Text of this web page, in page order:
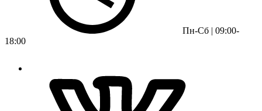
Пн-Сб | 09:00-
18:00